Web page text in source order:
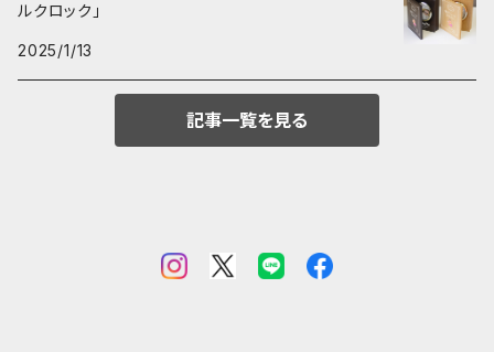
ルクロック」
2025/1/13
記事一覧を見る